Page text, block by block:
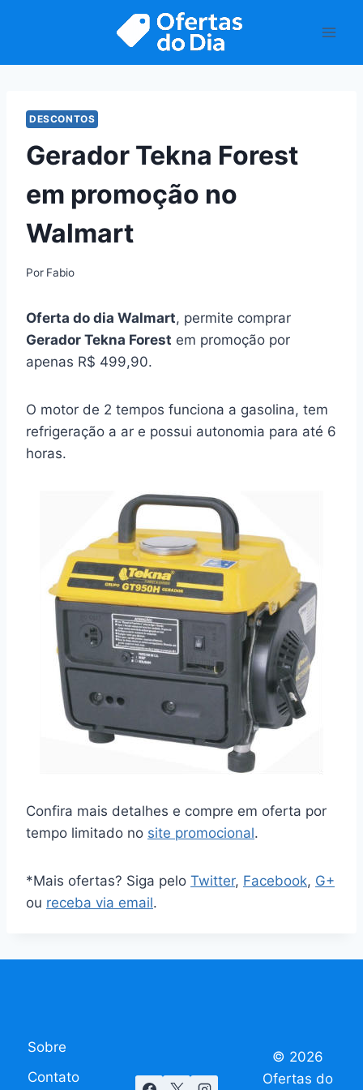
DESCONTOS
Gerador Tekna Forest
em promoção no
Walmart
Por Fabio
Oferta do dia Walmart, permite comprar
Gerador Tekna Forest em promoção por
apenas R$ 499,90.
O motor de 2 tempos funciona a gasolina, tem
refrigeração a ar e possui autonomia para até 6
horas.
Confira mais detalhes e compre em oferta por
tempo limitado no site promocional.
*Mais ofertas? Siga pelo Twitter, Facebook, G+
ou receba via email.
Sobre
Contato
© 2026
Ofertas do